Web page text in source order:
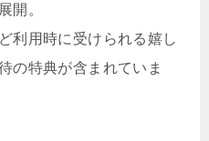
開。
利用時に受けられる嬉し
の特典が含まれていま